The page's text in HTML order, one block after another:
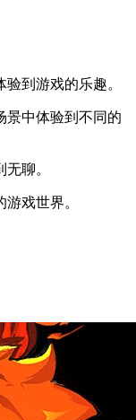
到游戏的乐趣。
中体验到不同的
聊。
戏世界。